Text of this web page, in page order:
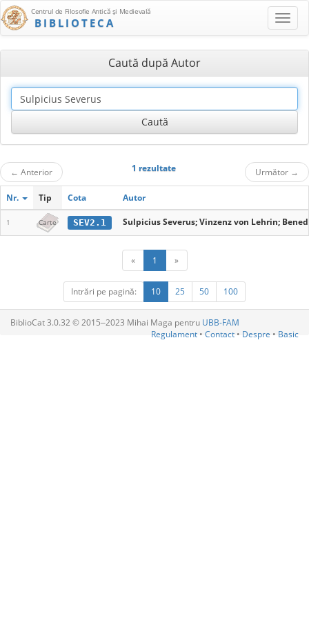
Centrul de Filosofie Antică şi Medievală
BIBLIOTECA
Caută după Autor
← Anterior 1 rezultate Următor →
Nr. Tip Cota Autor
1 Carte SEV2.1 Sulpicius Severus; Vinzenz von Lehrin;
« 1 »
Intrări pe pagină: 10 25 50 100
BiblioCat 3.0.32 © 2015‒2023 Mihai Maga pentru UBB-FAM
Regulament • Contact • Despre • Basic